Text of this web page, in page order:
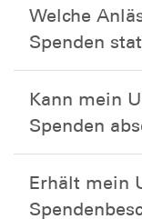
Welche
Spenden
Kann mein
Spenden
Erhält mein